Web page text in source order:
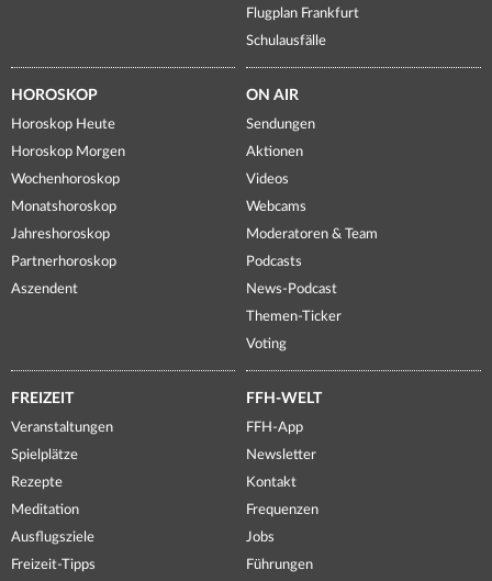
Flugplan Frankfurt
Schulausfälle
HOROSKOP
Horoskop Heute
Horoskop Morgen
Wochenhoroskop
Monatshoroskop
Jahreshoroskop
Partnerhoroskop
Aszendent
ON AIR
Sendungen
Aktionen
Videos
Webcams
Moderatoren & Team
Podcasts
News-Podcast
Themen-Ticker
Voting
FREIZEIT
Veranstaltungen
Spielplätze
Rezepte
Meditation
Ausflugsziele
Freizeit-Tipps
FFH-WELT
FFH-App
Newsletter
Kontakt
Frequenzen
Jobs
Führungen